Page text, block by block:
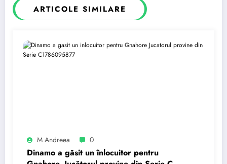
ARTICOLE SIMILARE
M Andreea 0
Dinamo a găsit un înlocuitor pentru